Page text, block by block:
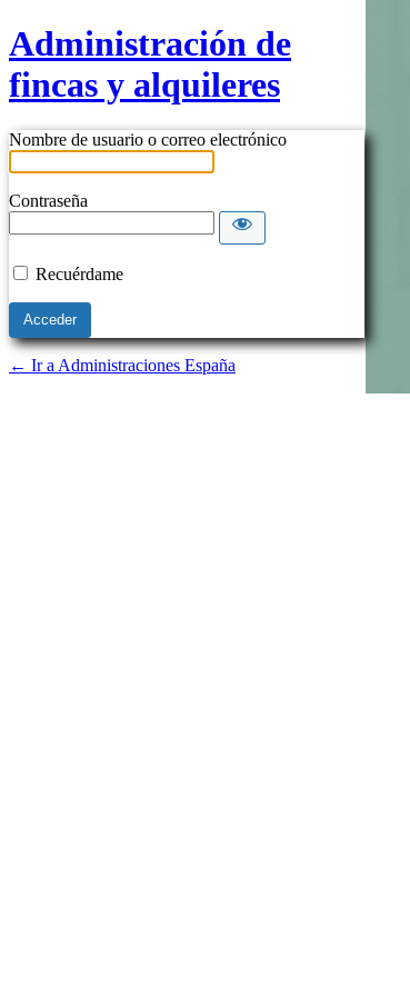
Administración de
fincas y alquileres
Nombre de usuario o correo electrónico
Contraseña
Recuérdame
← Ir a Administraciones España